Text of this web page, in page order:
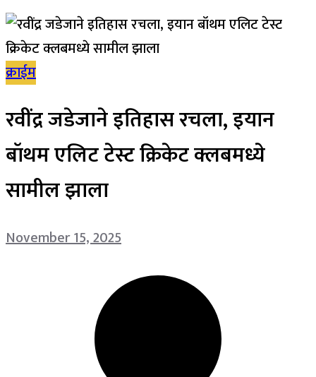
क्राईम
रवींद्र जडेजाने इतिहास रचला, इयान
बॉथम एलिट टेस्ट क्रिकेट क्लबमध्ये
सामील झाला
November 15, 2025